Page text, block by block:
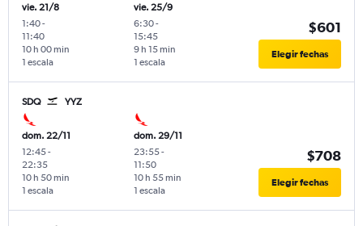
vie. 21/8
1:40-
11:40
1 escala
10 h 00 min
vie. 25/9
6:30-
15:45
1 escala
9 h 15 min
$601
Elegir fechas
SDQ YYZ
dom. 22/11
12:45-
22:35
1 escala
10 h 50 min
dom. 29/11
23:55-
11:50
1 escala
10 h 55 min
$708
Elegir fechas